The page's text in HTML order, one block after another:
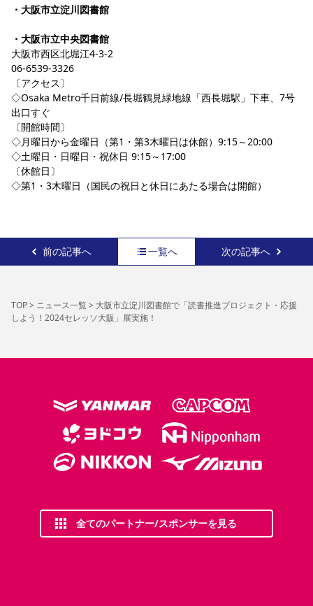
・大阪市立淀川図書館
・大阪市立中央図書館
大阪市西区北堀江4-3-2
06-6539-3326
〔アクセス〕
◇Osaka Metro千日前線/長堀鶴見緑地線「西長堀駅」下車、7号
出口すぐ
〔開館時間〕
◇月曜日から金曜日（第1・第3木曜日は休館）9:15～20:00
◇土曜日・日曜日・祝休日 9:15～17:00
〔休館日〕
◇第1・3木曜日（国民の祝日と休日にあたる場合は開館）
前の記事へ 一覧へ 次の記事へ
TOP> ニュース一覧> 大阪市立淀川図書館で「読書推進プロジェクト・応援
しよう！2024セレッソ大阪」展実施！
全てのパートナー/スポンサーを見る